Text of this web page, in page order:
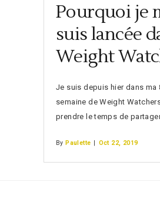
Pourquoi je
suis lancée
Weight
Je suis depuis hier dans ma
semaine de Weight
prendre le temps de
By Paulette | Oct 22, 2019